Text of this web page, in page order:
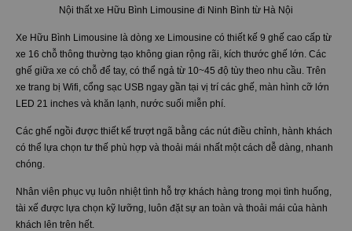
Nội thất xe Hữu Bình Limousine đi Ninh Bình từ Hà Nội
Xe Hữu Bình Limousine là dòng xe Limousine có thiết kế 9 ghế cao cấp từ
xe 16 chỗ thông thường tạo không gian rộng rãi, kích thước ghế lớn. Các
ghế giữa xe có chỗ để tay, có thể ngả từ 10~45 độ tùy theo nhu cầu. Trên
xe trang bị Wifi, cổng sạc USB ngay gần tại vị trí các ghế, màn hình cỡ lớn
LED 21 inches và khăn lạnh, nước suối miễn phí.
Các ghế ngồi được thiết kế trượt ngã bằng các nút điều chỉnh, hành khách
có thể lựa chọn tư thế phù hợp và thoải mái nhất một cách dễ dàng, nhanh
chóng.
Nhân viên phục vụ luôn nhiệt tình hỗ trợ khách hàng trong mọi tình huống,
tài xế được lựa chọn kỹ lưỡng, luôn đặt sự an toàn và thoải mái của hành
khách lên trên hết.